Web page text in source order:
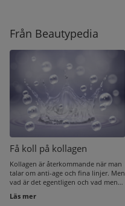
Från Beautypedia
Få koll på kollagen
Kollagen är återkommande när man
talar om anti-age och fina linjer. Men
vad är det egentligen och vad menas
med en minskad
kollagenproduktion? Vi reder ut alla
Läs mer